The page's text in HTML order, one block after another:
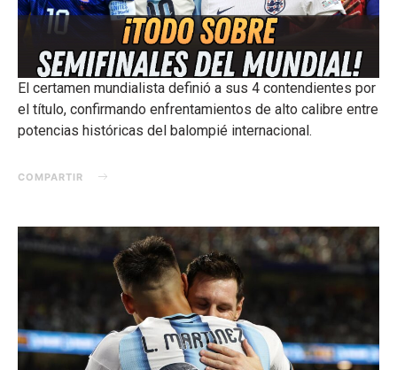
El certamen mundialista definió a sus 4 contendientes por
el título, confirmando enfrentamientos de alto calibre entre
potencias históricas del balompié internacional.
COMPARTIR